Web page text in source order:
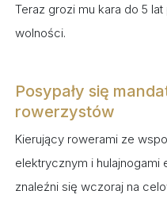
Teraz grozi mu kara do 5
wolności.
Posypały się
rowerzystów
Kierujący rowerami ze
elektrycznym i hulajnogami
znaleźni się wczoraj na